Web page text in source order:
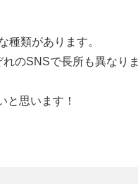
種類があります。
のSNSで長所も異なりま
と思います！